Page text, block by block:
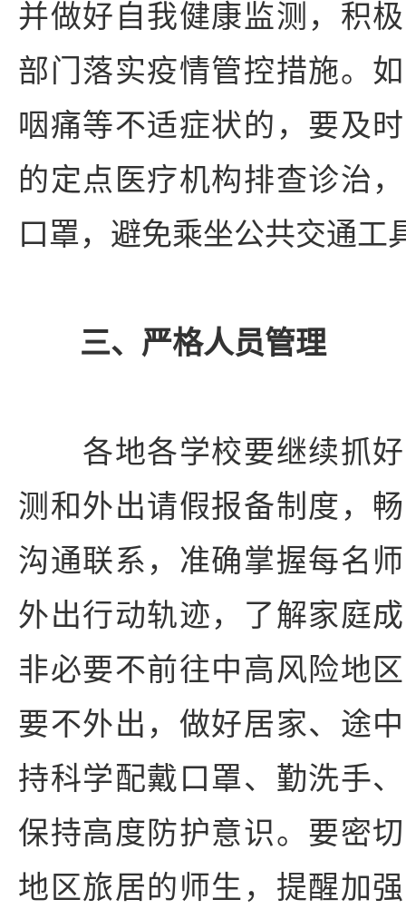
并做好自我健康监测，积
部门落实疫情管控措施。
咽痛等不适症状的，要及
的定点医疗机构排查诊治
口罩，避免乘坐公共交通工
三、严格人员管理
各地各学校要继续抓好
测和外出请假报备制度，
沟通联系，准确掌握每名
外出行动轨迹，了解家庭
非必要不前往中高风险地
要不外出，做好居家、途
持科学配戴口罩、勤洗手
保持高度防护意识。要密
地区旅居的师生，提醒加